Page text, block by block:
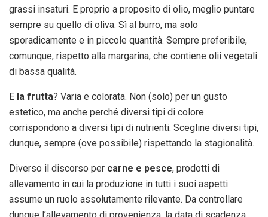
grassi insaturi. E proprio a proposito di olio, meglio puntare
sempre su quello di oliva. Sì al burro, ma solo
sporadicamente e in piccole quantità. Sempre preferibile,
comunque, rispetto alla margarina, che contiene olii vegetali
di bassa qualità.
E la frutta? Varia e colorata. Non (solo) per un gusto
estetico, ma anche perché diversi tipi di colore
corrispondono a diversi tipi di nutrienti. Scegline diversi tipi,
dunque, sempre (ove possibile) rispettando la stagionalità.
Diverso il discorso per carne e pesce, prodotti di
allevamento in cui la produzione in tutti i suoi aspetti
assume un ruolo assolutamente rilevante. Da controllare